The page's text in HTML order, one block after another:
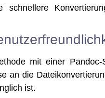
schnel­le­re
mit einer
an die
ist.